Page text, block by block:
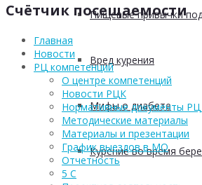
Пищевые привычки
Вред курения
Мифы о диабете
Курение во время
Счётчик посещаемости
Главная
Новости
РЦ компетенций
О центре компетенций
Новости РЦК
Нормативные документы РЦ
Методические материалы
Материалы и презентации
График выездов в МО
Отчетность
5 С